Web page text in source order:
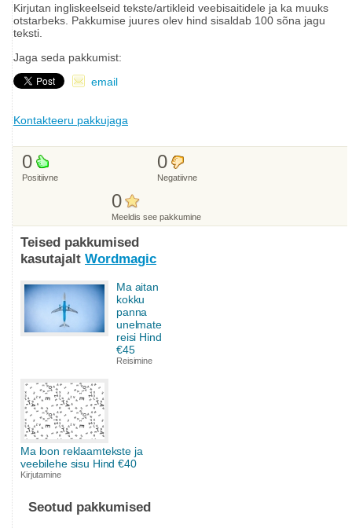
Kirjutan ingliskeelseid tekste/artikleid veebisaitidele ja ka muuks
otstarbeks. Pakkumise juures olev hind sisaldab 100 sõna jagu
teksti.
Jaga seda pakkumist:
email
Kontakteeru pakkujaga
0
Positiivne
0
Negatiivne
0
Meeldis see pakkumine
Teised pakkumised
kasutajalt Wordmagic
Ma aitan
kokku
panna
unelmate
reisi Hind
€45
Reisimine
Ma loon reklaamtekste ja
veebilehe sisu Hind €40
Kirjutamine
Seotud pakkumised